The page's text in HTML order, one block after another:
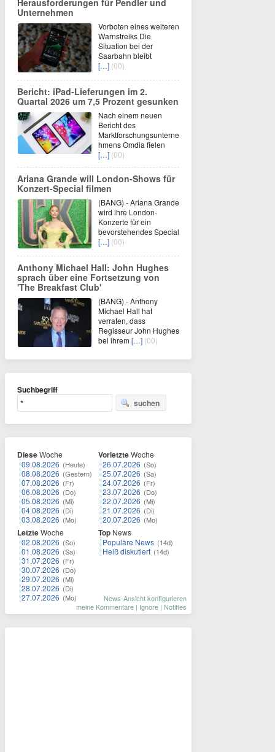
Herausforderungen für Pendler und
Unternehmen
Vorboten eines weiteren
Warnstreiks Die
Situation bei der
Saarbahn bleibt
[…] (00)
Bericht: iPad-Lieferungen im 2.
Quartal 2026 um 7,5 Prozent gesunken
Nach einem neuen
Bericht des
Marktforschungsunterne
hmens Omdia fielen
[…] (00)
Ariana Grande will London-Shows für
Konzert-Special filmen
(BANG) - Ariana Grande
wird ihre London-
Konzerte für ein
bevorstehendes Special
[…] (00)
Anthony Michael Hall: John Hughes
sprach über eine Fortsetzung von
'The Breakfast Club'
(BANG) - Anthony
Michael Hall hat
verraten, dass
Regisseur John Hughes
bei ihrem[…] (00)
Suchbegriff
suchen
DieseWoche
09.08.2026 (Heute)
08.08.2026 (Gestern)
07.08.2026 (Fr)
06.08.2026 (Do)
05.08.2026 (Mi)
04.08.2026 (Di)
03.08.2026 (Mo)
LetzteWoche
02.08.2026 (So)
01.08.2026 (Sa)
31.07.2026 (Fr)
30.07.2026 (Do)
29.07.2026 (Mi)
28.07.2026 (Di)
27.07.2026 (Mo)
VorletzteWoche
26.07.2026 (So)
25.07.2026 (Sa)
24.07.2026 (Fr)
23.07.2026 (Do)
22.07.2026 (Mi)
21.07.2026 (Di)
20.07.2026 (Mo)
Top News
Populäre News (14d)
Heiß diskutiert (14d)
News-Ansicht konfigurieren
meine Kommentare | Ignore | Notifies